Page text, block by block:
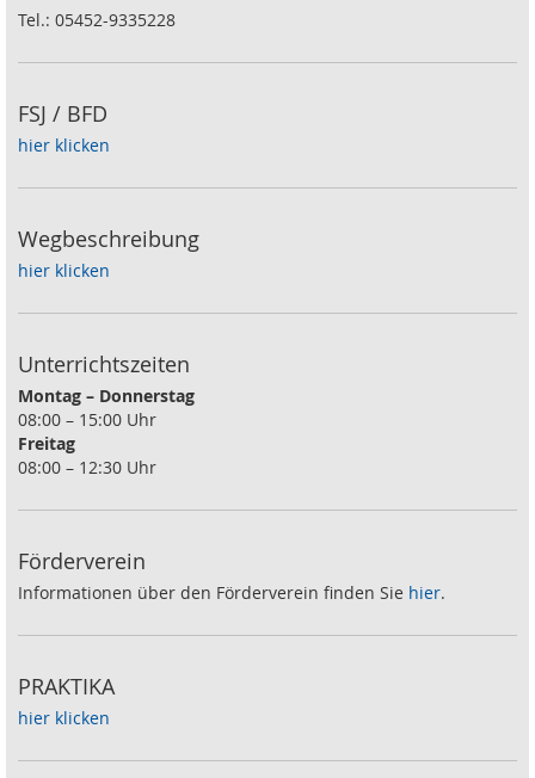
Tel.: 05452-9335228
FSJ / BFD
hier klicken
Wegbeschreibung
hier klicken
Unterrichtszeiten
Montag – Donnerstag
08:00 – 15:00 Uhr
Freitag
08:00 – 12:30 Uhr
Förderverein
Informationen über den Förderverein finden Sie hier.
PRAKTIKA
hier klicken